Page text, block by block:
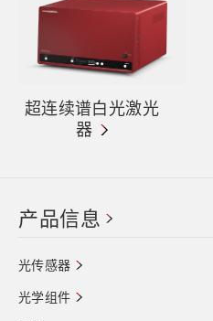
超连续谱白光激光
器
产品信息
光传感器
光学组件